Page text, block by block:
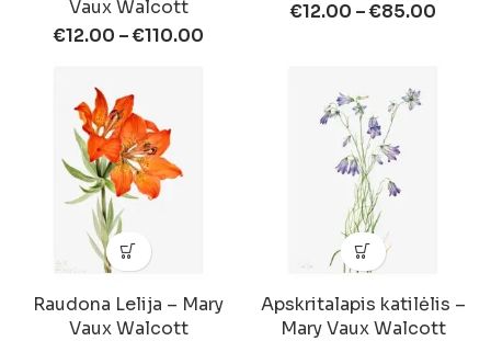
Vaux Walcott
€12.00 –€110.00
€12.00 –€85.00
Raudona Lelija – Mary
Vaux Walcott
Apskritalapis katilėlis –
Mary Vaux Walcott